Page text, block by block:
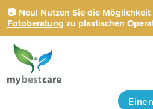
📷 Neu! Nutzen Sie die
Fotoberatung zu plastischen